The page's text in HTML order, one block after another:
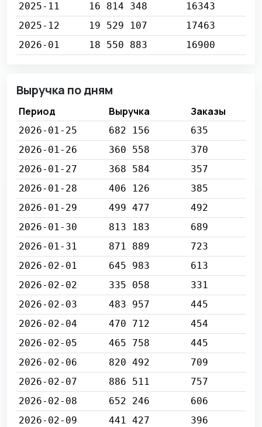
2025-11
16 814 348
16343
2025-12
19 529 107
17463
2026-01
18 550 883 16900
Выручка по дням
Период Выручка Заказы
2026-01-25 682 156
635
2026-01-26
360 558
370
2026-01-27
368 584
357
2026-01-28
406 126
385
2026-01-29
499 477
492
2026-01-30
813 183
689
2026-01-31
871 889
723
2026-02-01
645 983
613
2026-02-02
335 058
331
2026-02-03
483 957
445
2026-02-04
470 712
454
2026-02-05
465 758
445
2026-02-06
820 492
709
2026-02-07
886 511
757
2026-02-08
652 246
606
2026-02-09
441 427
396